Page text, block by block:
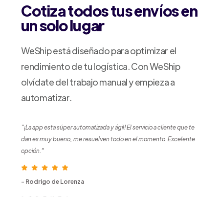
Cotiza todos tus envíos en
un solo lugar
WeShip está diseñado para optimizar el
rendimiento de tu logística. Con WeShip
olvídate del trabajo manual y empieza a
automatizar.
"¡La app esta súper automatizada y ágil! El servicio a cliente que te
dan es muy bueno, me resuelven todo en el momento. Excelente
opción."
- Rodrigo de Lorenza